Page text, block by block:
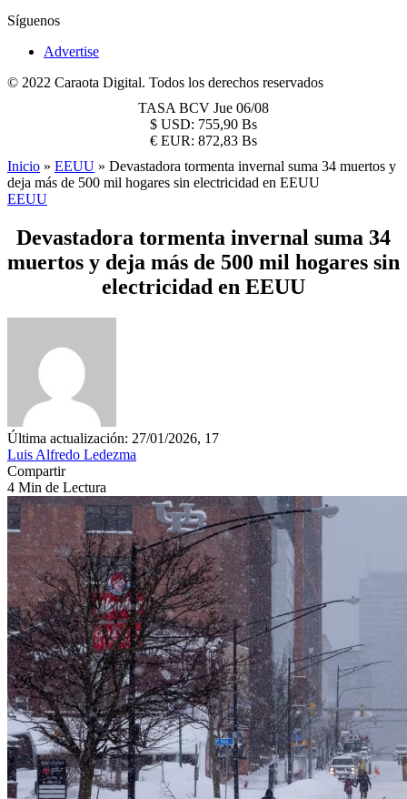
Síguenos
Advertise
© 2022 Caraota Digital. Todos los derechos reservados
TASA BCV Jue 06/08
$ USD: 755,90 Bs
€ EUR: 872,83 Bs
Inicio » EEUU » Devastadora tormenta invernal suma 34 muertos y
deja más de 500 mil hogares sin electricidad en EEUU
EEUU
Devastadora tormenta invernal suma 34
muertos y deja más de 500 mil hogares sin
electricidad en EEUU
Última actualización: 27/01/2026, 17
Luis Alfredo Ledezma
Compartir
4 Min de Lectura